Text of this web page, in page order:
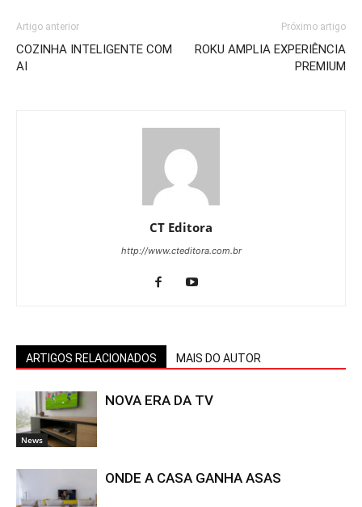
Artigo anterior
COZINHA INTELIGENTE COM
AI
Próximo artigo
ROKU AMPLIA EXPERIÊNCIA
PREMIUM
CT Editora
http://www.cteditora.com.br
ARTIGOS RELACIONADOS MAIS DO AUTOR
News
NOVA ERA DA TV
ONDE A CASA GANHA ASAS